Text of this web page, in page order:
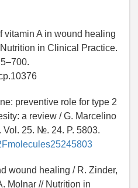
vitamin A in wound healing
in Clinical Practice.
preventive role for type 2
a review / G. Marcelino
Vol. 25. №. 24. P. 5803.
wound healing / R. Zinder,
Molnar // Nutrition in